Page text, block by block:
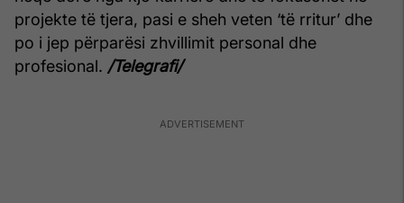
projekte të tjera, pasi e sheh veten ‘të rritur’ dhe
po i jep përparësi zhvillimit personal dhe
profesional. /Telegrafi/